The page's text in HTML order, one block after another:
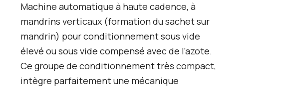
Machine automatique à haute cadence, à
mandrins verticaux (formation du sachet sur
mandrin) pour conditionnement sous vide
élevé ou sous vide compensé avec de l’azote.
Ce groupe de conditionnement très compact,
intègre parfaitement une mécanique